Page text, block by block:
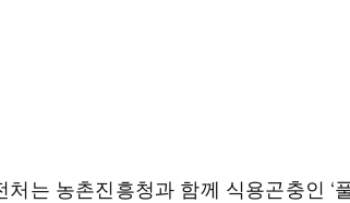
는 농촌진흥청과 함께 식용곤충인 ‘